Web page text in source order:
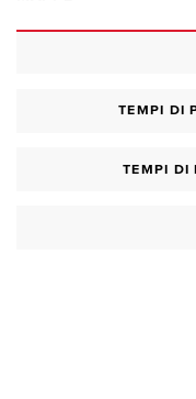
TEMPI DI
TEMPI DI